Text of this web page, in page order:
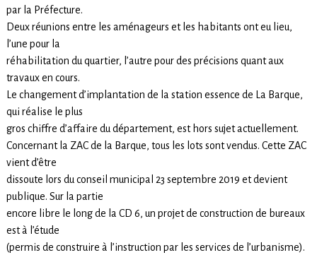
par la Préfecture.
Deux réunions entre les aménageurs et les habitants ont eu lieu,
l’une pour la
réhabilitation du quartier, l’autre pour des précisions quant aux
travaux en cours.
Le changement d’implantation de la station essence de La Barque,
qui réalise le plus
gros chiffre d’affaire du département, est hors sujet actuellement.
Concernant la ZAC de la Barque, tous les lots sont vendus. Cette ZAC
vient d’être
dissoute lors du conseil municipal 23 septembre 2019 et devient
publique. Sur la partie
encore libre le long de la CD 6, un projet de construction de bureaux
est à l’étude
(permis de construire à l’instruction par les services de l’urbanisme).